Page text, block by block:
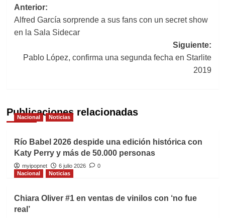
Navegación
de
Anterior:
Alfred García sorprende a sus fans con un secret show
en la Sala Sidecar
Siguiente:
Pablo López, confirma una segunda fecha en Starlite
2019
Publicaciones relacionadas
Nacional Noticias
Río Babel 2026 despide una edición histórica con
Katy Perry y más de 50.000 personas
myipopnet 6 julio 2026
0
Nacional
Noticias
Chiara Oliver #1 en ventas de vinilos con ‘no fue
real’